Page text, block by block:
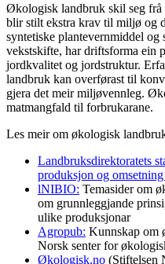
Økologisk landbruk skil seg frå
blir stilt ekstra krav til miljø og
syntetiske plantevernmiddel
vekstskifte, har driftsforma ein
jordkvalitet og jordstruktur.
landbruk kan overførast til
gjera det meir miljøvennleg.
matmangfald til forbrukarane.
Les meir om økologisk
Landbruksdirektoratets
produksjon og
lNIBIO: Temasider om
om grunnleggjande
ulike produksjonar
Agropub: Kunnskap om
Norsk senter for
Økologisk.no (Stiftelsen